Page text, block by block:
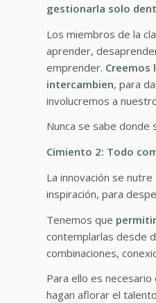
gestionarla solo
Los miembros de la
aprender,
emprender. Creemos
intercambien, para
involucremos a
Nunca se sabe donde
Cimiento 2: Todo
La innovación se
inspiración, para
Tenemos que
contemplarlas desde
combinaciones,
Para ello es
hagan aflorar el